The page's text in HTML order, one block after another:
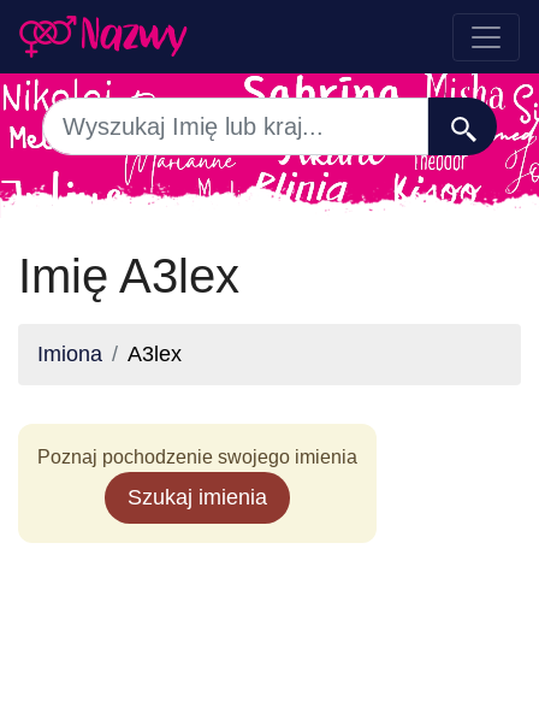
Imię A3lex
Imiona A3lex
Poznaj pochodzenie swojego imienia
Szukaj imienia